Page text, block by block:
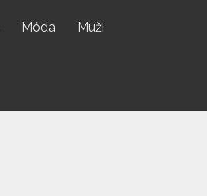
Móda Muži